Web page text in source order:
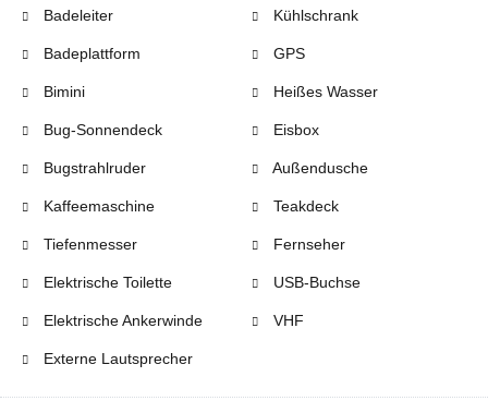
Badeleiter
Badeplattform
Bimini
Bug-Sonnendeck
Bugstrahlruder
Kaffeemaschine
Tiefenmesser
Elektrische Toilette
Elektrische Ankerwinde
Externe Lautsprecher
Kühlschrank
GPS
Heißes Wasser
Eisbox
Außendusche
Teakdeck
Fernseher
USB-Buchse
VHF